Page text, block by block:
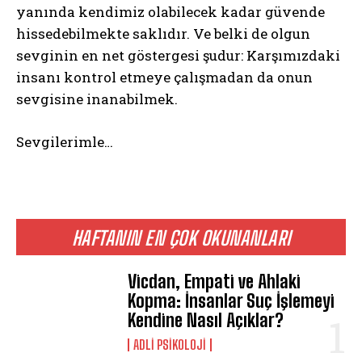
HAFTANIN EN ÇOK OKUNANLARI
Vicdan, Empati ve Ahlaki
Kopma: İnsanlar Suç İşlemeyi
Kendine Nasıl Açıklar?
ADLI PSIKOLOJI
yanında kendimiz olabilecek kadar güvende
hissedebilmekte saklıdır. Ve belki de olgun
sevginin en net göstergesi şudur: Karşımızdaki
insanı kontrol etmeye çalışmadan da onun
sevgisine inanabilmek.
Sevgilerimle…